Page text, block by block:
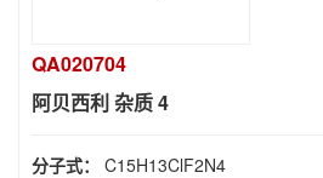
QA020704
阿贝西利 杂质 4
分子式： C15H13ClF2N4